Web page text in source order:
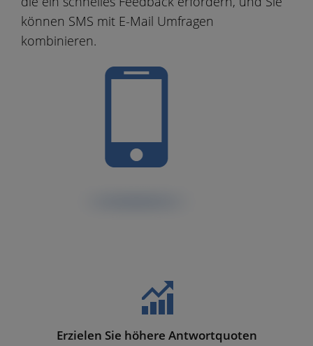
können SMS mit E-Mail Umfragen
kombinieren.
Erzielen Sie höhere Antwortquoten